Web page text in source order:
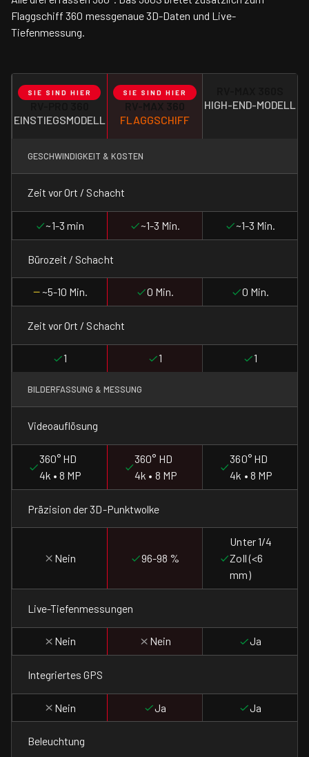
Flaggschiff 360 messgenaue 3D-Daten und Live-
Tiefenmessung.
SIE SIND HIER
EINSTIEGSMODELL
SIE SIND HIER
FLAGGSCHIFF
HIGH-END-MODELL
GESCHWINDIGKEIT & KOSTEN
Zeit vor Ort / Schacht
~1-3 min ~1-3 Min. ~1-3 Min.
Bürozeit / Schacht
~5-10 Min. 0 Min. 0 Min.
Zeit vor Ort / Schacht
1 1 1
BILDERFASSUNG & MESSUNG
Videoauflösung
360° HD
4k • 8 MP
360° HD
4k • 8 MP
360° HD
4k • 8 MP
Präzision der 3D-Punktwolke
Nein 96-98 %
Unter 1/4
Zoll (<6
mm)
Live-Tiefenmessungen
Nein Nein Ja
Integriertes GPS
Nein Ja Ja
Beleuchtung